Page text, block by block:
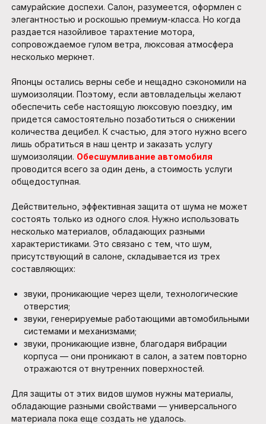
самурайские доспехи. Салон, разумеется, оформлен с
элегантностью и роскошью премиум-класса. Но когда
раздается назойливое тарахтение мотора,
сопровождаемое гулом ветра, люксовая атмосфера
несколько меркнет.
Японцы остались верны себе и нещадно сэкономили на
шумоизоляции. Поэтому, если автовладельцы желают
обеспечить себе настоящую люксовую поездку, им
придется самостоятельно позаботиться о снижении
количества децибел. К счастью, для этого нужно всего
лишь обратиться в наш центр и заказать услугу
шумоизоляции. Обесшумливание автомобиля
проводится всего за один день, а стоимость услуги
общедоступная.
Действительно, эффективная защита от шума не может
состоять только из одного слоя. Нужно использовать
несколько материалов, обладающих разными
характеристиками. Это связано с тем, что шум,
присутствующий в салоне, складывается из трех
составляющих:
звуки, проникающие через щели, технологические
отверстия;
звуки, генерируемые работающими автомобильными
системами и механизмами;
звуки, проникающие извне, благодаря вибрации
корпуса — они проникают в салон, а затем повторно
отражаются от внутренних поверхностей.
Для защиты от этих видов шумов нужны материалы,
обладающие разными свойствами — универсального
материала пока еще создать не удалось.